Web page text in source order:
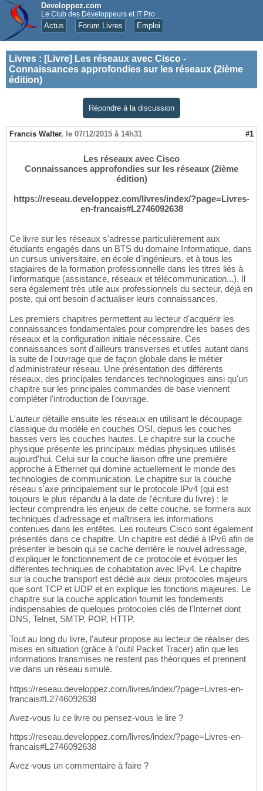
Developpez.com
Le Club des Développeurs et IT Pro
Actus Forum Livres Emploi
Livres : [Livre] Les réseaux avec Cisco -
Connaissances approfondies sur les réseaux (2ième
édition)
Répondre à la discussion
Francis Walter, le 07/12/2015 à 14h31 #1
Les réseaux avec Cisco
Connaissances approfondies sur les réseaux (2ième
édition)
https://reseau.developpez.com/livres/index/?page=Livres-
en-francais#L2746092638
Ce livre sur les réseaux s'adresse particulièrement aux
étudiants engagés dans un BTS du domaine Informatique, dans
un cursus universitaire, en école d'ingénieurs, et à tous les
stagiaires de la formation professionnelle dans les titres liés à
l'informatique (assistance, réseaux et télécommunication...). Il
sera également très utile aux professionnels du secteur, déjà en
poste, qui ont besoin d'actualiser leurs connaissances.
Les premiers chapitres permettent au lecteur d'acquérir les
connaissances fondamentales pour comprendre les bases des
réseaux et la configuration initiale nécessaire. Ces
connaissances sont d'ailleurs transverses et utiles autant dans
la suite de l'ouvrage que de façon globale dans le métier
d'administrateur réseau. Une présentation des différents
réseaux, des principales tendances technologiques ainsi qu'un
chapitre sur les principales commandes de base viennent
compléter l'introduction de l'ouvrage.
L'auteur détaille ensuite les réseaux en utilisant le découpage
classique du modèle en couches OSI, depuis les couches
basses vers les couches hautes. Le chapitre sur la couche
physique présente les principaux médias physiques utilisés
aujourd'hui. Celui sur la couche liaison offre une première
approche à Ethernet qui domine actuellement le monde des
technologies de communication. Le chapitre sur la couche
réseau s'axe principalement sur le protocole IPv4 (qui est
toujours le plus répandu à la date de l'écriture du livre) : le
lecteur comprendra les enjeux de cette couche, se formera aux
techniques d'adressage et maîtrisera les informations
contenues dans les entêtes. Les routeurs Cisco sont également
présentés dans ce chapitre. Un chapitre est dédié à IPv6 afin de
présenter le besoin qui se cache derrière le nouvel adressage,
d'expliquer le fonctionnement de ce protocole et évoquer les
différentes techniques de cohabitation avec IPv4. Le chapitre
sur la couche transport est dédié aux deux protocoles majeurs
que sont TCP et UDP et en explique les fonctions majeures. Le
chapitre sur la couche application fournit les fondements
indispensables de quelques protocoles clés de l'Internet dont
DNS, Telnet, SMTP, POP, HTTP.
Tout au long du livre, l'auteur propose au lecteur de réaliser des
mises en situation (grâce à l'outil Packet Tracer) afin que les
informations transmises ne restent pas théoriques et prennent
vie dans un réseau simulé.
https://reseau.developpez.com/livres/index/?page=Livres-en-
francais#L2746092638
Avez-vous lu ce livre ou pensez-vous le lire ?
https://reseau.developpez.com/livres/index/?page=Livres-en-
francais#L2746092638
Avez-vous un commentaire à faire ?